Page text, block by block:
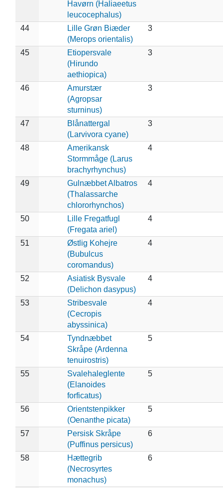
Havørn (Haliaeetus
leucocephalus)
44
Lille Grøn Biæder
(Merops orientalis)
3
45
Etiopersvale
(Hirundo
aethiopica)
3
46
Amurstær
(Agropsar
sturninus)
3
47
Blånattergal
(Larvivora cyane)
3
48
Amerikansk
Stormmåge (Larus
brachyrhynchus)
4
49
Gulnæbbet Albatros
(Thalassarche
chlororhynchos)
4
50
Lille Fregatfugl
(Fregata ariel)
4
51
Østlig Kohejre
(Bubulcus
coromandus)
4
52
Asiatisk Bysvale
(Delichon dasypus)
4
53
Stribesvale
(Cecropis
abyssinica)
4
54
Tyndnæbbet
Skråpe (Ardenna
tenuirostris)
5
55
Svalehaleglente
(Elanoides
forficatus)
5
56
Orientstenpikker
(Oenanthe picata)
5
57
Persisk Skråpe
(Puffinus persicus)
6
58
Hættegrib
(Necrosyrtes
monachus)
6